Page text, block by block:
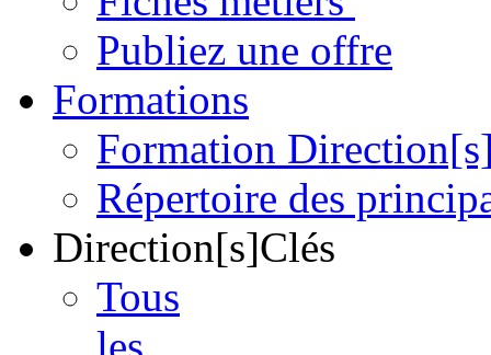
Publiez une offre
Formations
Formation
Répertoire des
Direction[s]Clés
Tous
les